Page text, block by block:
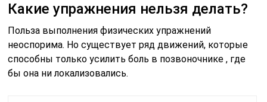
Какие упражнения нельзя делать?
Польза выполнения физических упражнений
неоспорима. Но существует ряд движений, которые
способны только усилить боль в позвоночнике , где
бы она ни локализовались.